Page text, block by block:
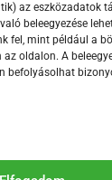
az eszközadatok
beleegyezése
fel, mint például a
oldalon. A
befolyásolhat